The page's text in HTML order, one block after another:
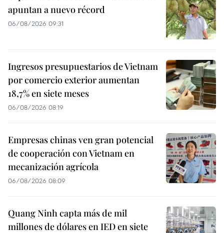
apuntan a nuevo récord
06/08/2026 09:31
Ingresos presupuestarios de Vietnam
por comercio exterior aumentan
18,7% en siete meses
06/08/2026 08:19
Empresas chinas ven gran potencial
de cooperación con Vietnam en
mecanización agrícola
06/08/2026 08:09
Quang Ninh capta más de mil
millones de dólares en IED en siete